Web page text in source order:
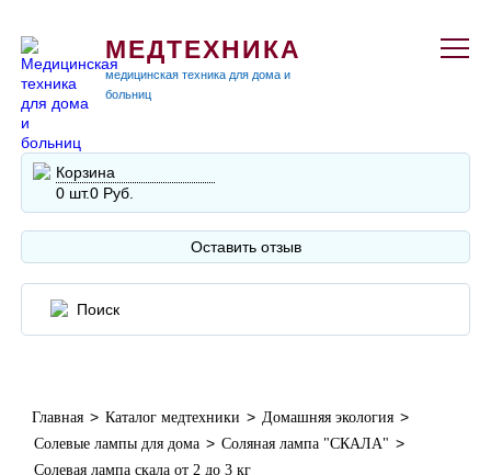
МЕДТЕХНИКА
медицинская техника для дома и
больниц
Корзина
0 шт.0 Руб.
Оставить отзыв
Главная > Каталог медтехники > Домашняя экология >
Солевые лампы для дома > Соляная лампа "СКАЛА" >
Солевая лампа скала от 2 до 3 кг